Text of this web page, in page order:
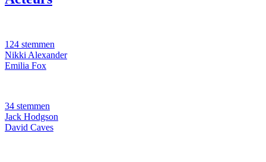
124 stemmen
Nikki Alexander
Emilia Fox
34 stemmen
Jack Hodgson
David Caves